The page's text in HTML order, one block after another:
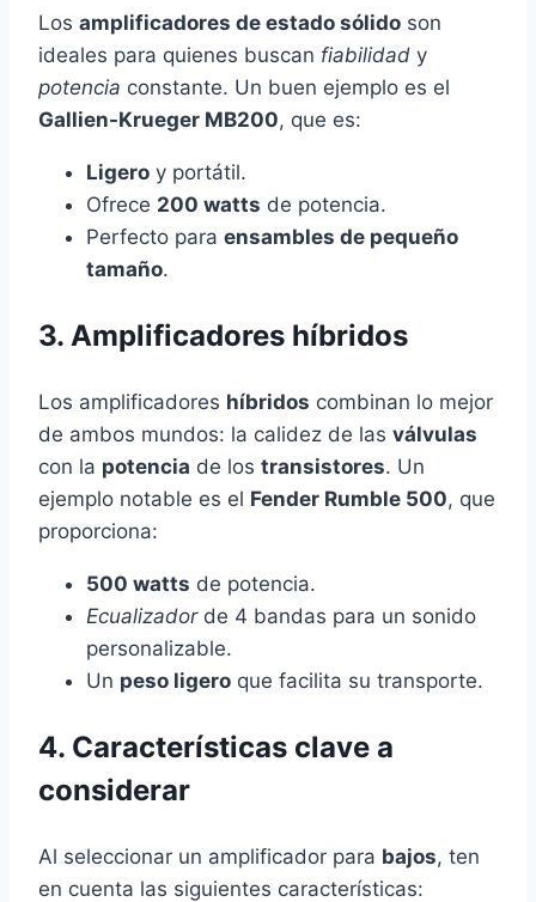
Los amplificadores de estado sólido son
ideales para quienes buscan fiabilidad y
potencia constante. Un buen ejemplo es el
Gallien-Krueger MB200, que es:
Ligero y portátil.
Ofrece 200 watts de potencia.
Perfecto para ensambles de pequeño
tamaño.
3. Amplificadores híbridos
Los amplificadores híbridos combinan lo mejor
de ambos mundos: la calidez de las válvulas
con la potencia de los transistores. Un
ejemplo notable es el Fender Rumble 500, que
proporciona:
500 watts de potencia.
Ecualizadorde 4 bandas para un sonido
personalizable.
Un peso ligero que facilita su transporte.
4. Características clave a
considerar
Al seleccionar un amplificador para bajos, ten
en cuenta las siguientes características: